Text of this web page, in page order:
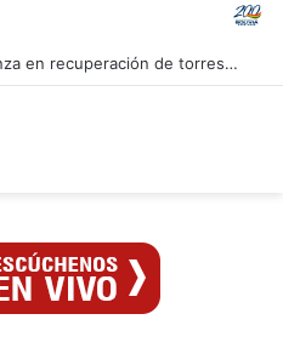
Gobierno venezolano avanza en recuperación de torres de transmisión impactadas por sismos